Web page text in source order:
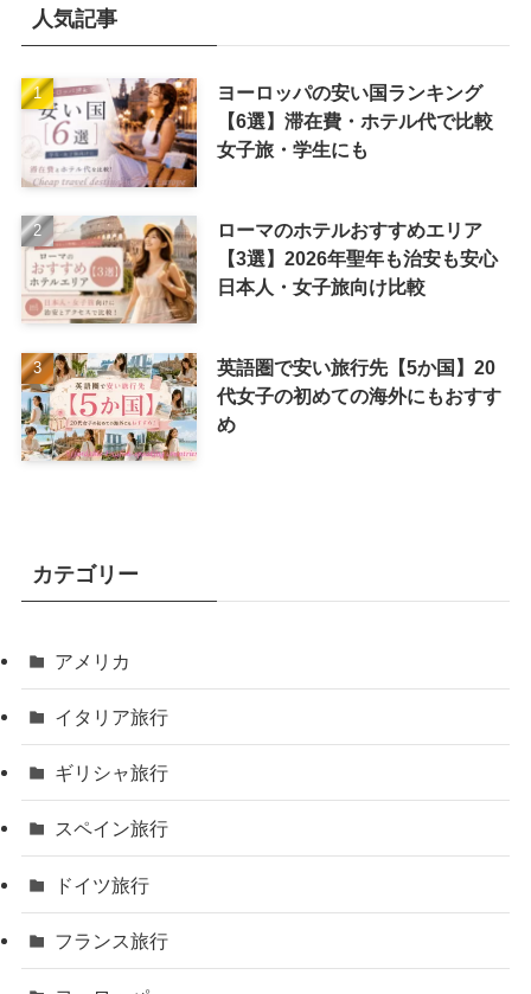
人気記事
ヨーロッパの安い国ランキング
【6選】滞在費・ホテル代で比較
女子旅・学生にも
ローマのホテルおすすめエリア
【3選】2026年聖年も治安も安心
日本人・女子旅向け比較
英語圏で安い旅行先【5か国】20
代女子の初めての海外にもおすす
め
カテゴリー
アメリカ
イタリア旅行
ギリシャ旅行
スペイン旅行
ドイツ旅行
フランス旅行